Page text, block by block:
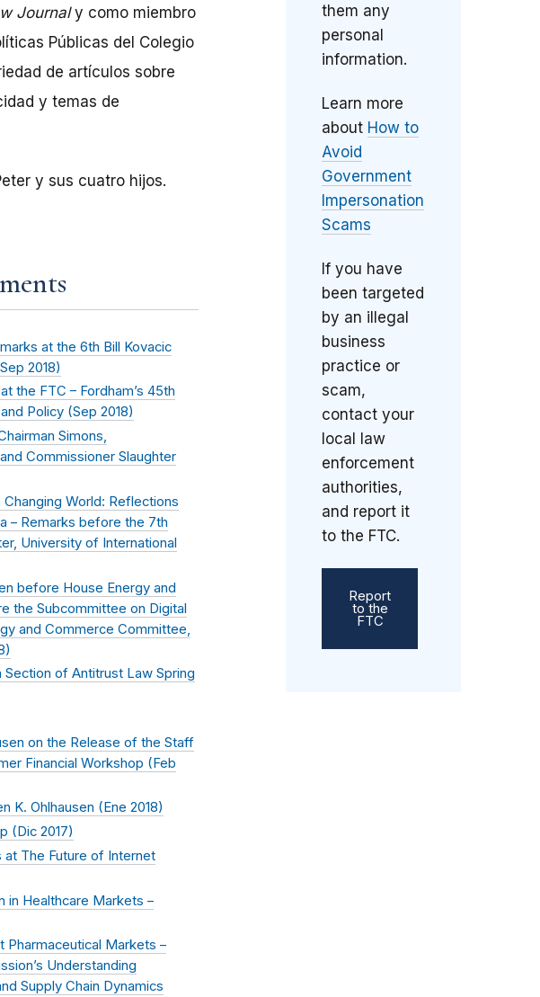
Journaly como miembro
Públicas del Colegio
de artículos sobre
y temas de
y sus cuatro hijos.
at the 6th Bill Kovacic
Sep 2018)
the FTC – Fordham’s 45th
Policy (Sep 2018)
Simons,
Commissioner Slaughter
World: Reflections
– Remarks before the 7th
University of International
before House Energy and
the Subcommittee on Digital
and Commerce Committee,
)
of Antitrust Law Spring
on the Release of the Staff
Financial Workshop (Feb
K. Ohlhausen ( Ene 2018)
(Dic 2017)
at The Future of Internet
in Healthcare Markets –
Pharmaceutical Markets –
Understanding
Supply Chain Dynamics
them any
personal
information.
Learn more
about How to
Avoid
Government
Impersonation
Scams
If you have
been targeted
by an illegal
business
practice or
scam,
contact your
local law
enforcement
authorities,
and report it
to the FTC.
Report
to the
FTC